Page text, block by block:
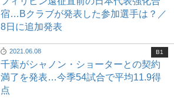
宿…Bクラブが発表した参加選手は？／
8日に追加発表
2021.06.08
千葉がシャノン・ショーターとの契約
満了を発表…今季54試合で平均11.9得
点
B1